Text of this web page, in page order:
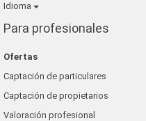
Idioma
Para profesionales
Ofertas
Captación de particulares
Captación de propietarios
Valoración profesional